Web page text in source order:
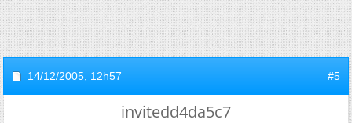
14/12/2005, 12h57 #5
invitedd4da5c7